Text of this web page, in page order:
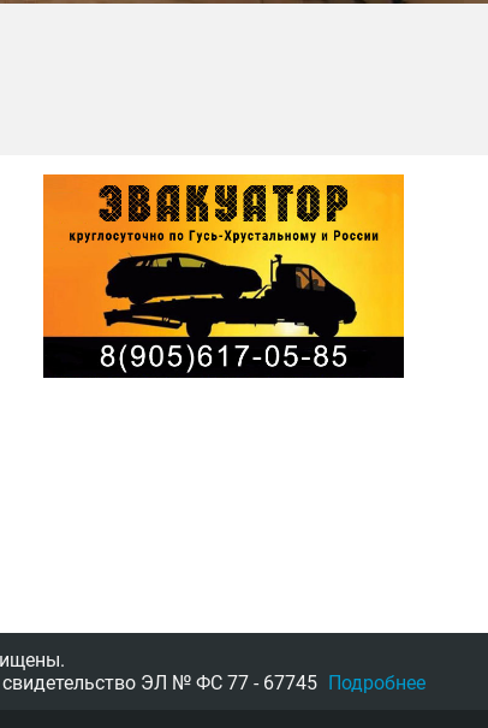
свидетельство ЭЛ № ФС 77 - 67745 Подробнее